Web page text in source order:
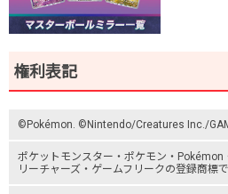
権利表記
©Pokémon. ©Nintendo/Creatures Inc./
ポケットモンスター ・ポケモン・Pokémon
リーチャーズ ・ ゲームフリークの登録商標で